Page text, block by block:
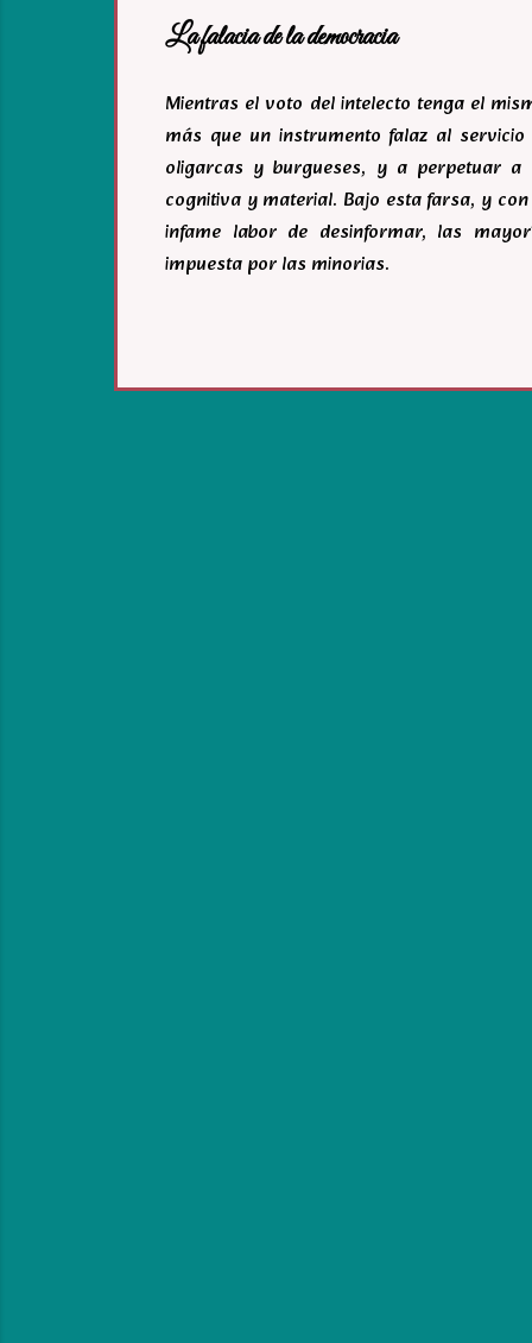
La falacia de la democracia
Mientras el voto del intelecto tenga el
más que un instrumento falaz al
oligarcas y burgueses, y a perpetuar
cognitiva y material. Bajo esta farsa, y
infame labor de desinformar, las
impuesta por las minorias.